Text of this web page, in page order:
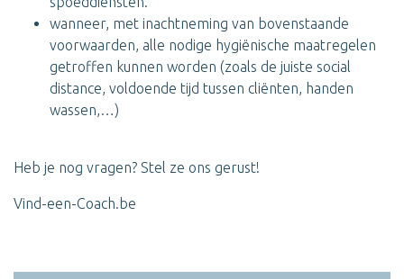
wanneer, met inachtneming van bovenstaande
voorwaarden, alle nodige hygiënische maatregelen
getroffen kunnen worden (zoals de juiste social
distance, voldoende tijd tussen cliënten, handen
wassen,…)
Heb je nog vragen? Stel ze ons gerust!
Vind-een-Coach.be